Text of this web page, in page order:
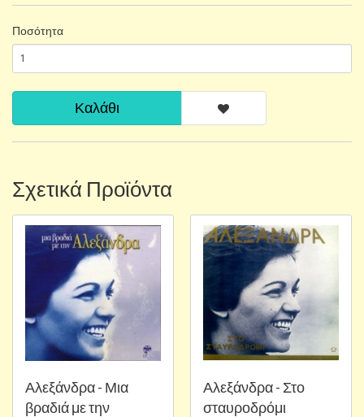
Ποσότητα
Καλάθι
Σχετικά Προϊόντα
Αλεξάνδρα - Μια
βραδιά με την
Αλεξάνδρα - Στο
σταυροδρόμι